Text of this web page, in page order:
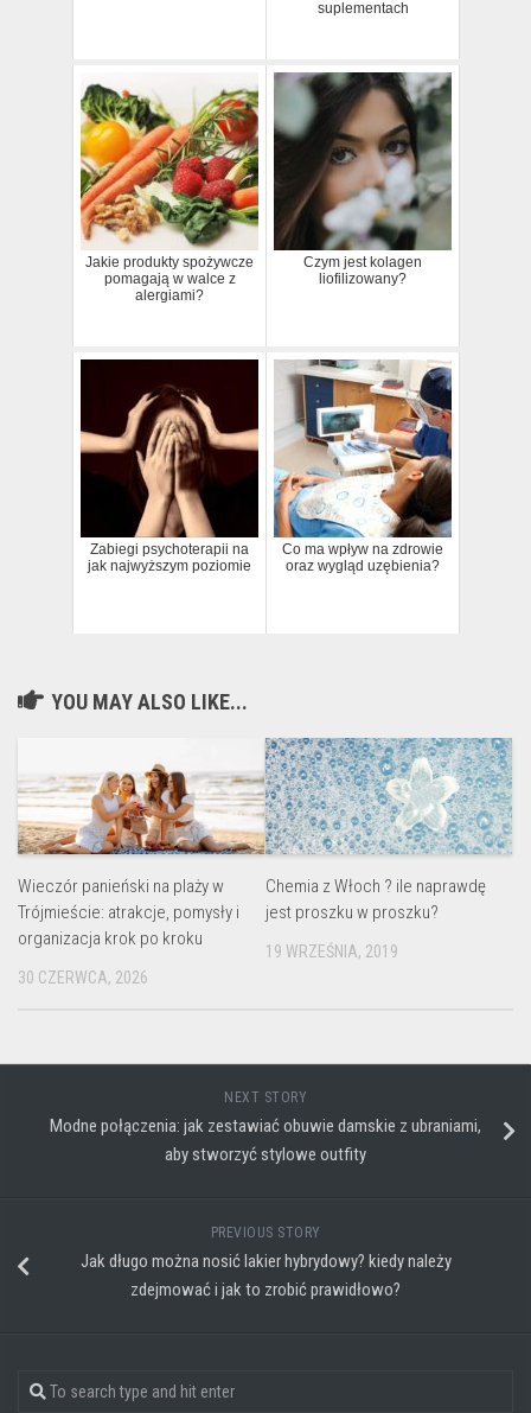
suplementach
Jakie produkty spożywcze
pomagają w walce z
alergiami?
Czym jest kolagen
liofilizowany?
Zabiegi psychoterapii na
jak najwyższym poziomie
Co ma wpływ na zdrowie
oraz wygląd uzębienia?
YOU MAY ALSO LIKE...
Wieczór panieński na plaży w
Trójmieście: atrakcje, pomysły i
organizacja krok po kroku
30 CZERWCA, 2026
Chemia z Włoch ? ile naprawdę
jest proszku w proszku?
19 WRZEŚNIA, 2019
NEXT STORY
Modne połączenia: jak zestawiać obuwie damskie z ubraniami,
aby stworzyć stylowe outfity
PREVIOUS STORY
Jak długo można nosić lakier hybrydowy? kiedy należy
zdejmować i jak to zrobić prawidłowo?